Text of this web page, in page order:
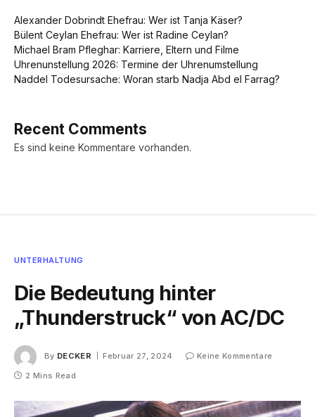
Alexander Dobrindt Ehefrau: Wer ist Tanja Käser?
Bülent Ceylan Ehefrau: Wer ist Radine Ceylan?
Michael Bram Pfleghar: Karriere, Eltern und Filme
Uhrenunstellung 2026: Termine der Uhrenumstellung
Naddel Todesursache: Woran starb Nadja Abd el Farrag?
Recent Comments
Es sind keine Kommentare vorhanden.
UNTERHALTUNG
Die Bedeutung hinter
„Thunderstruck“ von AC/DC
By DECKER Februar 27, 2024
Keine Kommentare
2 Mins Read